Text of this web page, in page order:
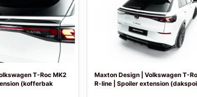
T-Roc MK2
(kofferbak
Maxton Design | Volkswagen T-
R-line | Spoiler extension